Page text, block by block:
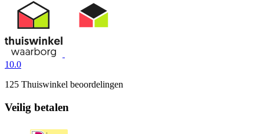
10.0
125 Thuiswinkel beoordelingen
Veilig betalen